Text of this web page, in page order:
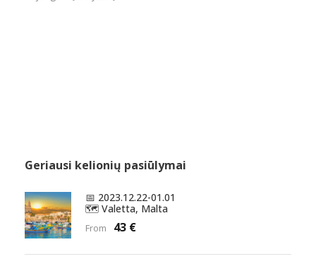
Geriausi kelionių pasiūlymai
📅 2023.12.22-01.01
🗺️ Valetta, Malta
From 43 €